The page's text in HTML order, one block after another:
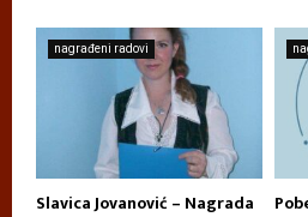
nagrađeni radovi
Slavica Jovanović – Nagrada